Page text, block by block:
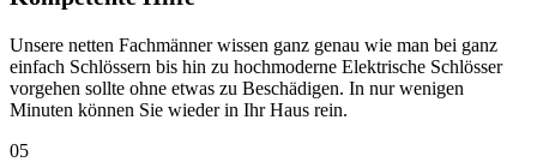
Unsere netten Fachmänner wissen ganz genau wie man bei ganz
einfach Schlössern bis hin zu hochmoderne Elektrische Schlösser
vorgehen sollte ohne etwas zu Beschädigen. In nur wenigen
Minuten können Sie wieder in Ihr Haus rein.
05